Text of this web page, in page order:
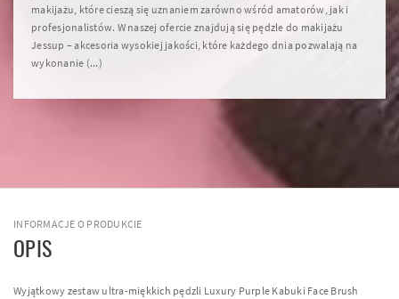
makijażu, które cieszą się uznaniem zarówno wśród amatorów, jak i
profesjonalistów. W naszej ofercie znajdują się pędzle do makijażu
Jessup – akcesoria wysokiej jakości, które każdego dnia pozwalają na
wykonanie (...)
INFORMACJE O PRODUKCIE
OPIS
Wyjątkowy zestaw ultra-miękkich pędzli Luxury Purple Kabuki Face Brush